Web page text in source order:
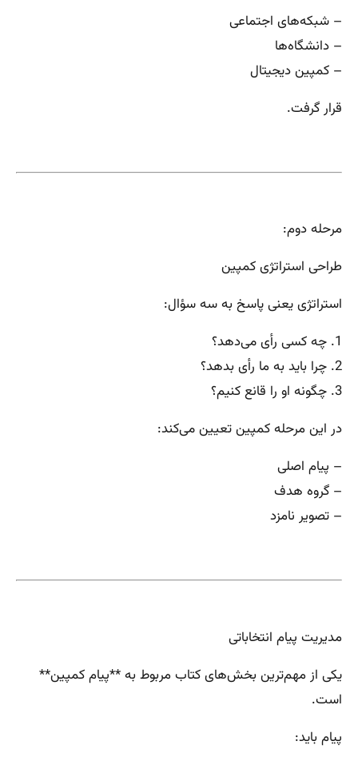
– شبکه‌های اجتماعی
– دانشگاه‌ها
– کمپین دیجیتال
قرار گرفت.
مرحله دوم:
طراحی استراتژی کمپین
استراتژی یعنی پاسخ به سه سؤال:
1. چه کسی رأی می‌دهد؟
2. چرا باید به ما رأی بدهد؟
3. چگونه او را قانع کنیم؟
در این مرحله کمپین تعیین می‌کند:
– پیام اصلی
– گروه هدف
– تصویر نامزد
مدیریت پیام انتخاباتی
یکی از مهم‌ترین بخش‌های کتاب مربوط به **پیام کمپین**
است.
پیام باید: